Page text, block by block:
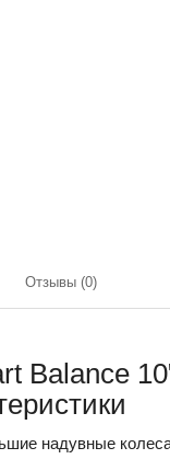
Отзывы (0)
Balance
надувные